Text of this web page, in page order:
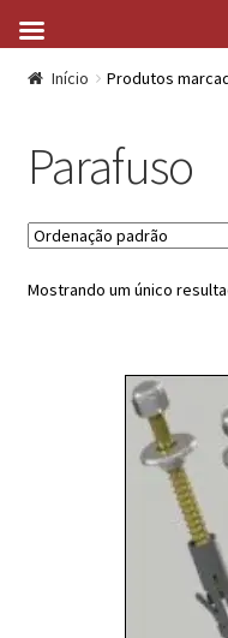
Início Produtos
Parafuso
Mostrando um único